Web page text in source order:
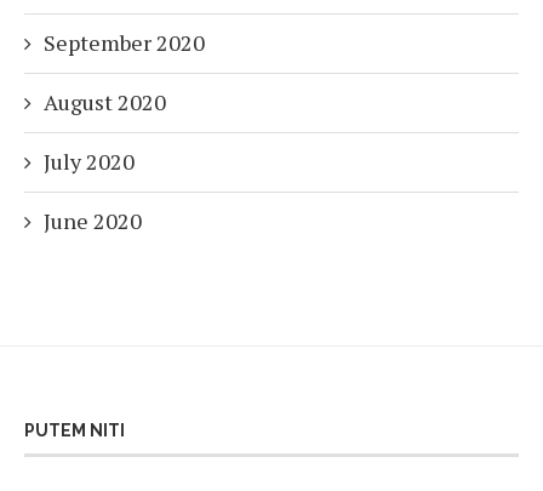
September 2020
August 2020
July 2020
June 2020
PUTEM NITI